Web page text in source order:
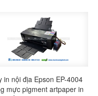
in nội địa Epson EP-4004
mực pigment artpaper in